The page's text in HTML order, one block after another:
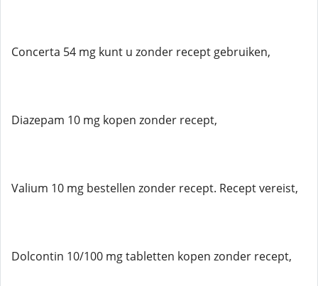
Concerta 54 mg kunt u zonder recept gebruiken,
Diazepam 10 mg kopen zonder recept,
Valium 10 mg bestellen zonder recept. Recept vereist,
Dolcontin 10/100 mg tabletten kopen zonder recept,